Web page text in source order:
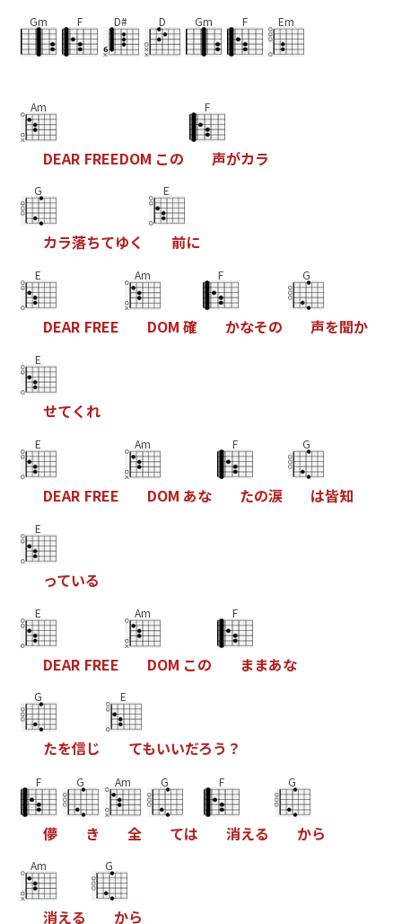
Gm F D# D Gm F Em
Am
DEAR FREEDOM この
F
声がカラ
G
カラ落ちてゆく
E
前に
E
DEAR FREE
Am
DOM 確
F
かなその
G
声を聞か
E
せてく れ
E
DEAR FREE
Am
DOM あな
F
たの涙
G
は皆知
E
っている
E
DEAR FREE
Am
DOM この
F
ままあな
G
たを信じ
E
てもいいだろう ？
F
儚
G
き
Am
全
G
ては
F
消える
G
から
Am
消える
G
から